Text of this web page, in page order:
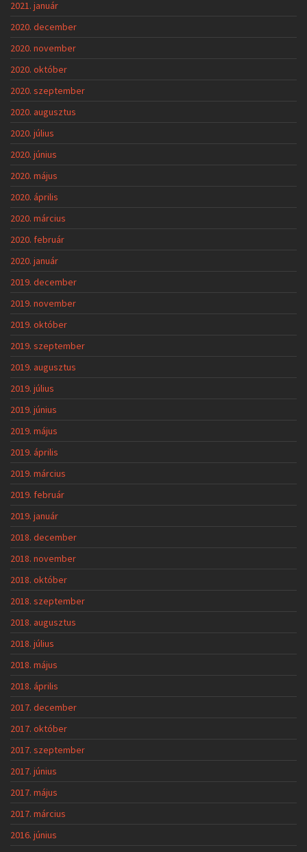
2020. március
2020. február
2020. január
2019. december
2019. november
2019. október
2019. szeptember
2019. augusztus
2019. július
2019. június
2019. május
2019. április
2019. március
2019. február
2019. január
2018. december
2018. november
2018. október
2018. szeptember
2018. augusztus
2018. július
2018. május
2018. április
2017. december
2017. október
2017. szeptember
2017. június
2017. május
2017. március
2016. június
2016. április
2016. március
2016. február
2016. január
2015. október
2015. augusztus
2015. július
2015. május
2015. március